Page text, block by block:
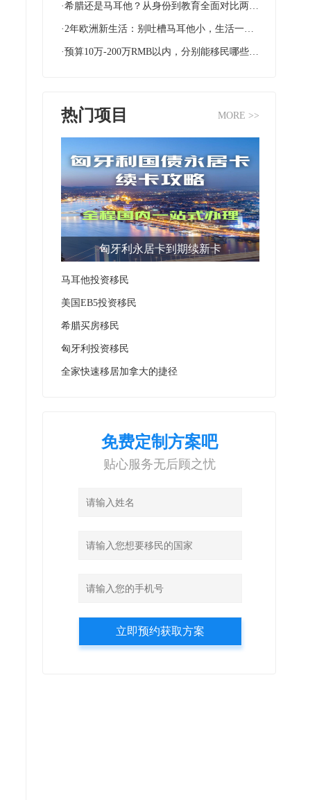
·希腊还是马耳他？从身份到教育全面对比两国移民优势
·2年欧洲新生活：别吐槽马耳他小，生活一样很滋润！
·预算10万-200万RMB以内，分别能移民哪些国家？
热门项目 MORE >>
匈牙利永居卡到期续新卡
马耳他投资移民
美国EB5投资移民
希腊买房移民
匈牙利投资移民
全家快速移居加拿大的捷径
免费定制方案吧
贴心服务无后顾之忧